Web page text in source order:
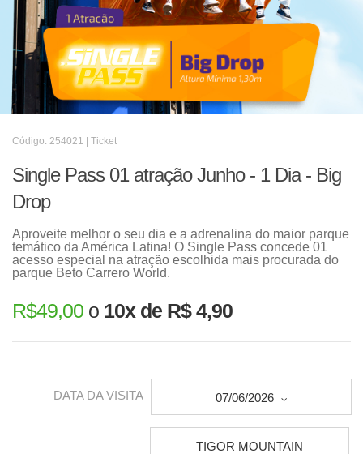
Código: 254021 | Ticket
Single Pass 01 atração Junho - 1 Dia - Big
Drop
Aproveite melhor o seu dia e a adrenalina do maior parque
temático da América Latina! O Single Pass concede 01
acesso especial na atração escolhida mais procurada do
parque Beto Carrero World.
R$49,00 o 10x de R$ 4,90
DATA DA VISITA 07/06/2026
TIGOR MOUNTAIN